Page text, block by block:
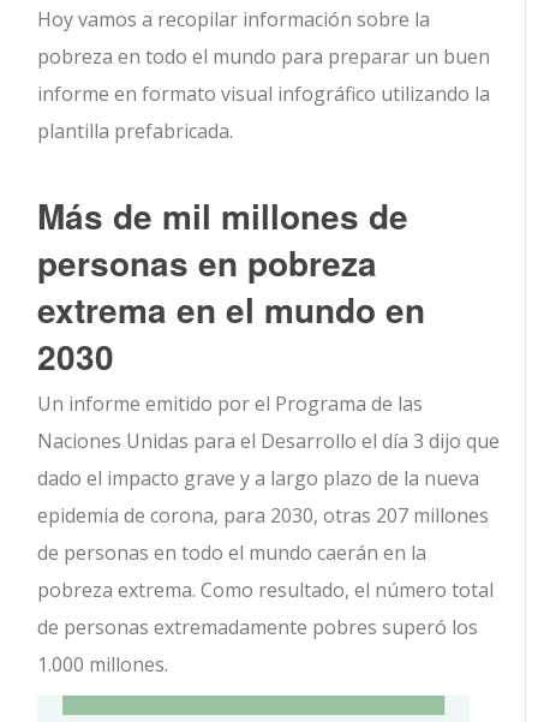
Hoy vamos a recopilar información sobre la
pobreza en todo el mundo para preparar un buen
informe en formato visual infográfico utilizando la
plantilla prefabricada.
Más de mil millones de
personas en pobreza
extrema en el mundo en
2030
Un informe emitido por el Programa de las
Naciones Unidas para el Desarrollo el día 3 dijo que
dado el impacto grave y a largo plazo de la nueva
epidemia de corona, para 2030, otras 207 millones
de personas en todo el mundo caerán en la
pobreza extrema. Como resultado, el número total
de personas extremadamente pobres superó los
1.000 millones.